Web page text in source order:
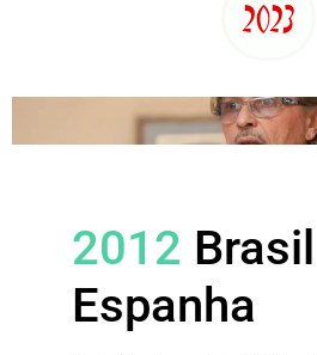
2023
2012
Espanha